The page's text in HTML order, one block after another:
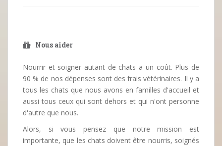
Nous aider
Nourrir et soigner autant de chats a un coût. Plus de
90 % de nos dépenses sont des frais vétérinaires. Il y a
tous les chats que nous avons en familles d'accueil et
aussi tous ceux qui sont dehors et qui n'ont personne
d'autre que nous.
Alors, si vous pensez que notre mission est
importante, que les chats doivent être nourris, soignés